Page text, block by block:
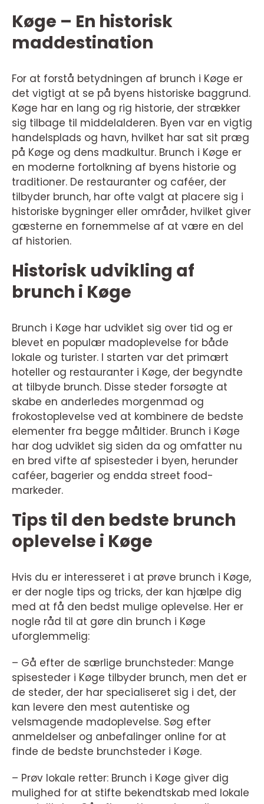
Køge – En historisk
maddestination
For at forstå betydningen af brunch i Køge er
det vigtigt at se på byens historiske baggrund.
Køge har en lang og rig historie, der strækker
sig tilbage til middelalderen. Byen var en vigtig
handelsplads og havn, hvilket har sat sit præg
på Køge og dens madkultur. Brunch i Køge er
en moderne fortolkning af byens historie og
traditioner. De restauranter og caféer, der
tilbyder brunch, har ofte valgt at placere sig i
historiske bygninger eller områder, hvilket giver
gæsterne en fornemmelse af at være en del
af historien.
Historisk udvikling af
brunch i Køge
Brunch i Køge har udviklet sig over tid og er
blevet en populær madoplevelse for både
lokale og turister. I starten var det primært
hoteller og restauranter i Køge, der begyndte
at tilbyde brunch. Disse steder forsøgte at
skabe en anderledes morgenmad og
frokostoplevelse ved at kombinere de bedste
elementer fra begge måltider. Brunch i Køge
har dog udviklet sig siden da og omfatter nu
en bred vifte af spisesteder i byen, herunder
caféer, bagerier og endda street food-
markeder.
Tips til den bedste brunch
oplevelse i Køge
Hvis du er interesseret i at prøve brunch i Køge,
er der nogle tips og tricks, der kan hjælpe dig
med at få den bedst mulige oplevelse. Her er
nogle råd til at gøre din brunch i Køge
uforglemmelig:
– Gå efter de særlige brunchsteder: Mange
spisesteder i Køge tilbyder brunch, men det er
de steder, der har specialiseret sig i det, der
kan levere den mest autentiske og
velsmagende madoplevelse. Søg efter
anmeldelser og anbefalinger online for at
finde de bedste brunchsteder i Køge.
– Prøv lokale retter: Brunch i Køge giver dig
mulighed for at stifte bekendtskab med lokale